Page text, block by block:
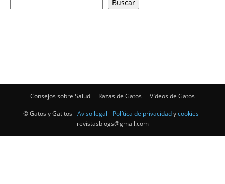
Buscar
Consejos sobre Salud Razas de Gatos Vídeos de Gatos
© Gatos y Gatitos -Aviso legal - Política de privacidadycookies -
revistasblogs@gmail.com